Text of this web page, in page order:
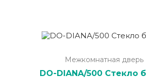
Межкомнатная дверь
DO-DIANA/500 Стекло